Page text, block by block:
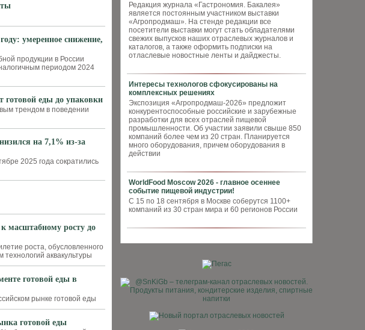
Редакция журнала «Гастрономия. Бакалея»
является постоянным участником выставки
«Агропродмаш». На стенде редакции все
посетители выставки могут стать обладателями
свежих выпусков наших отраслевых журналов и
каталогов, а также оформить подписки на
отласлевые новостные ленты и дайджесты.
Интересы технологов сфокусированы на
комплексных решениях
Экспозиция «Агропродмаш-2026» предложит
конкурентоспособные российские и зарубежные
разработки для всех отраслей пищевой
промышленности. Об участии заявили свыше 850
компаний более чем из 20 стран. Планируется
много оборудования, причем оборудования в
действии
WorldFood Moscow 2026 - главное осеннее
событие пищевой индустрии!
С 15 по 18 сентября в Москве соберутся 1100+
компаний из 30 стран мира и 60 регионов России
умеренное снижение,
продукции в России
периодом 2024
готовой еды до упаковки
трендом в поведении
на 7,1% из-за
2025 года сократились
масштабному росту до
роста, обусловленного
аквакультуры
готовой еды в
рынке готовой еды
готовой еды